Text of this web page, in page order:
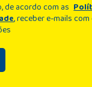
de acordo com as
, receber e-mails